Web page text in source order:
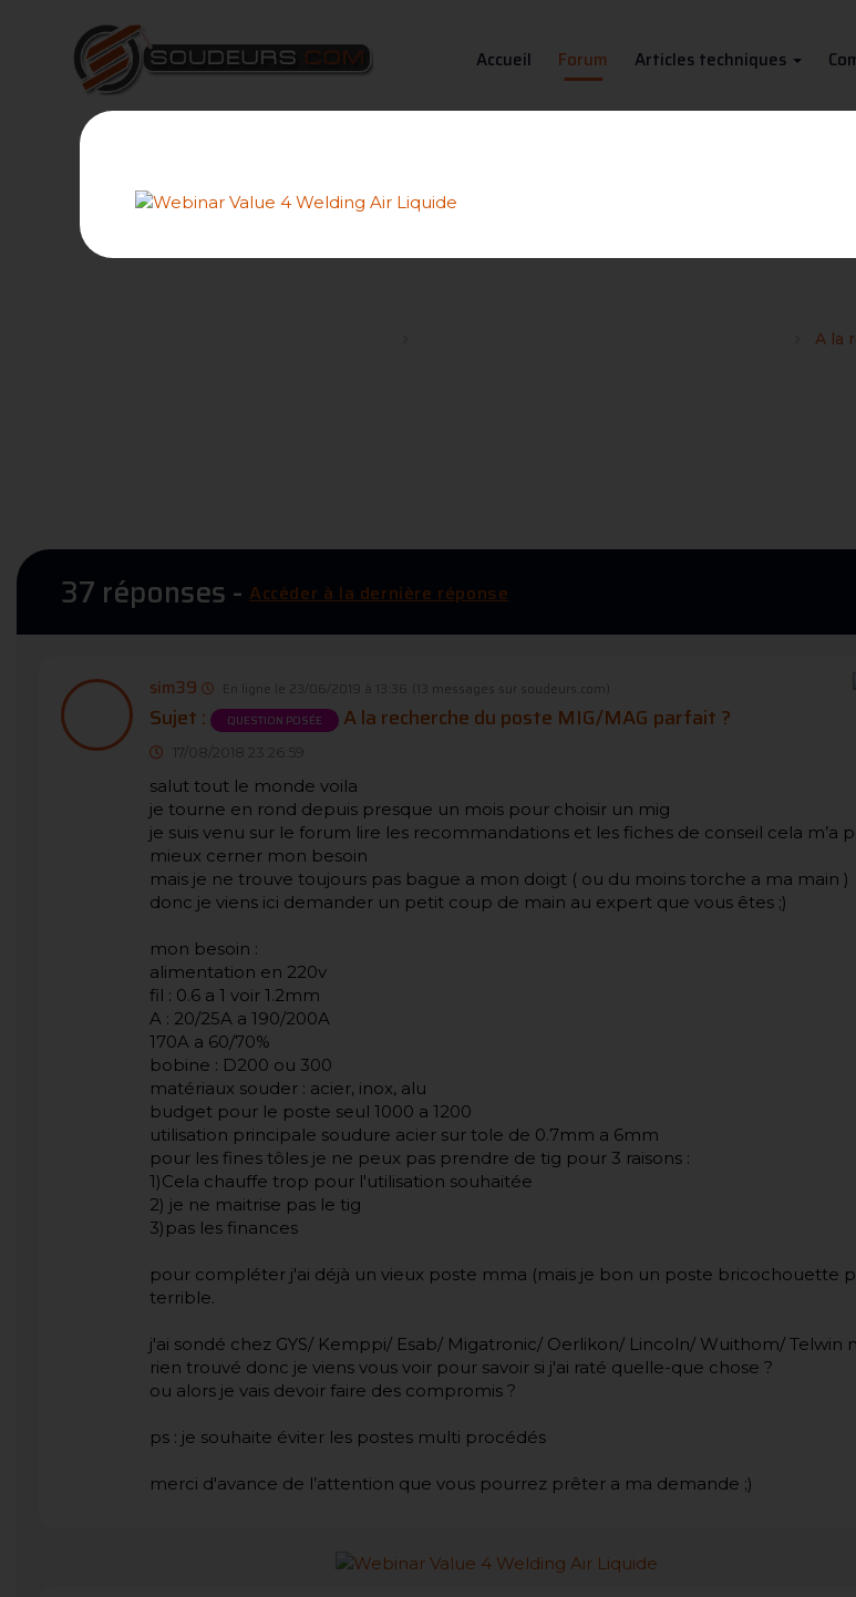
Accueil Forum Articles techniques
A la
37 réponses - Accéder à la dernière réponse
sim39 En ligne le 23/06/2019 à 13:36 (13 messages sur soudeurs.com)
Sujet : QUESTION POSÉE A la recherche du poste MIG/MAG parfait ?
17/08/2018 23:26:59
salut tout le monde voila
je tourne en rond depuis presque un mois pour choisir un mig
je suis venu sur le forum lire les recommandations et les fiches de conseil cela m’a
mieux cerner mon besoin
mais je ne trouve toujours pas bague a mon doigt ( ou du moins torche a ma main )
donc je viens ici demander un petit coup de main au expert que vous êtes ;)
mon besoin :
alimentation en 220v
fil : 0.6 a 1 voir 1.2mm
A : 20/25A a 190/200A
170A a 60/70%
bobine : D200 ou 300
matériaux souder : acier, inox, alu
budget pour le poste seul 1000 a 1200
utilisation principale soudure acier sur tole de 0.7mm a 6mm
pour les fines tôles je ne peux pas prendre de tig pour 3 raisons :
1)Cela chauffe trop pour l'utilisation souhaitée
2) je ne maitrise pas le tig
3)pas les finances
pour compléter j'ai déjà un vieux poste mma (mais je bon un poste bricochouette
terrible.
j'ai sondé chez GYS/ Kemppi/ Esab/ Migatronic/ Oerlikon/ Lincoln/ Wuithom/ Telwin
rien trouvé donc je viens vous voir pour savoir si j'ai raté quelle-que chose ?
ou alors je vais devoir faire des compromis ?
ps : je souhaite éviter les postes multi procédés
merci d'avance de l’attention que vous pourrez prêter a ma demande ;)